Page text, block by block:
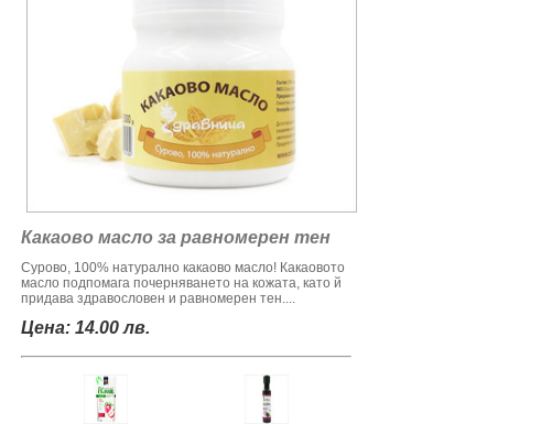
Какаово масло за равномерен тен
Сурово, 100% натурално какаово масло! Какаовото
масло подпомага почерняването на кожата, като й
придава здравословен и равномерен тен....
Цена: 14.00 лв.